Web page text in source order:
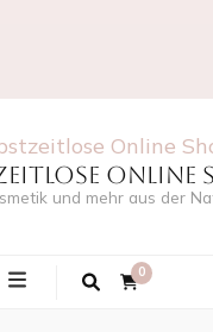
Online
und mehr aus der
0